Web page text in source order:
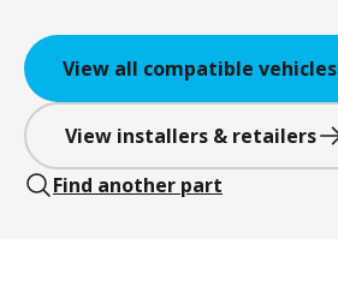
View all compatible vehicles
View installers & retailers
Find another part